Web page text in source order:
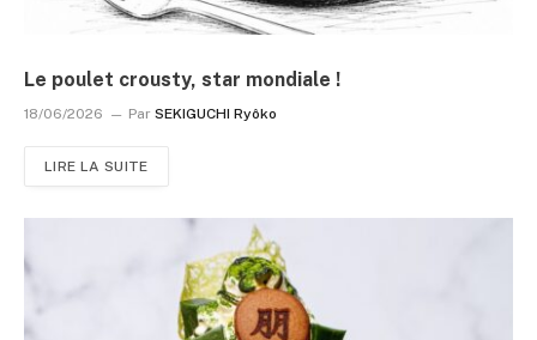
Le poulet crousty, star mondiale !
18/06/2026 Par SEKIGUCHI Ryôko
LIRE LA SUITE